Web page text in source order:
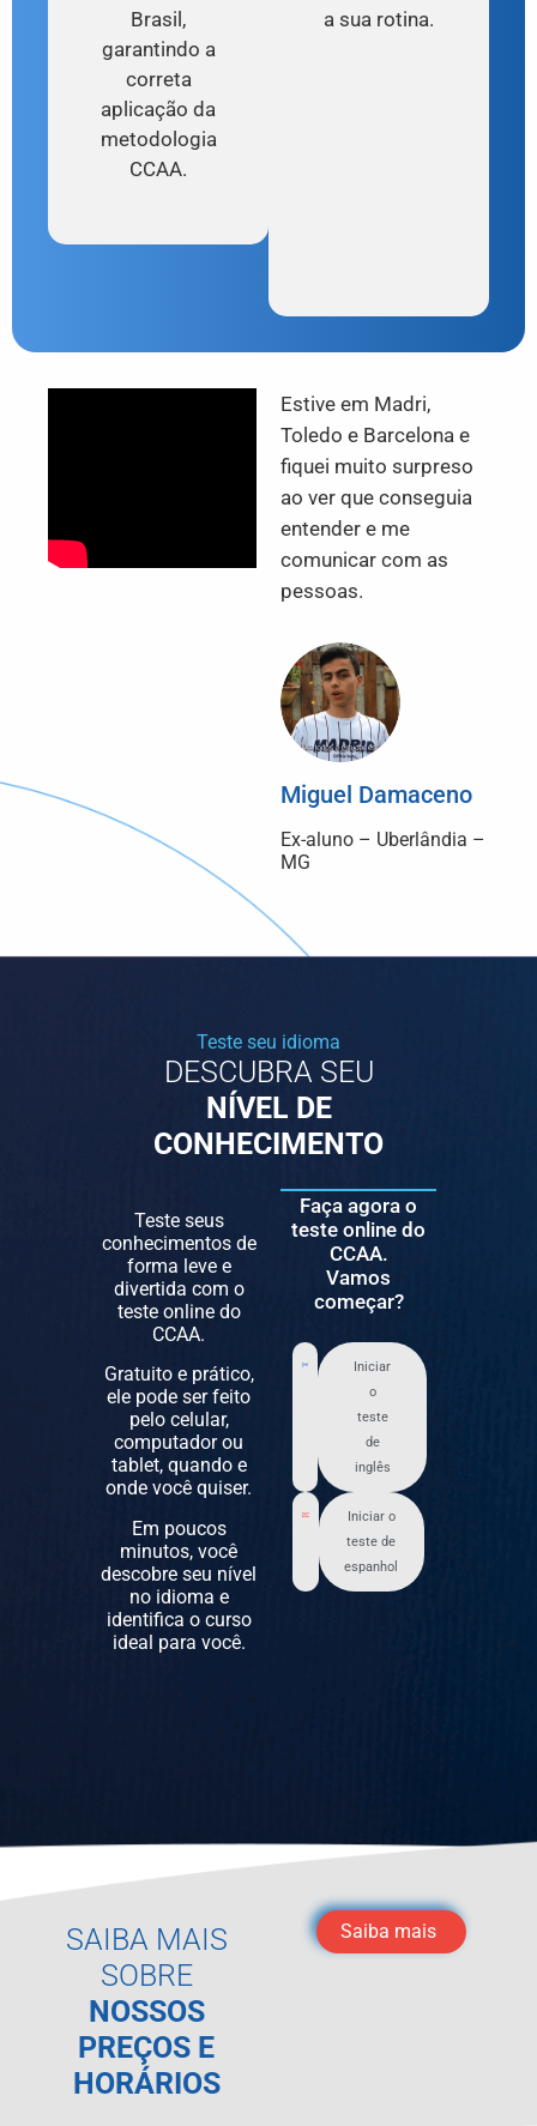
Brasil,
garantindo a
correta
aplicação da
metodologia
CCAA.
a sua rotina.
Estive em Madri,
Toledo e Barcelona e
fiquei muito surpreso
ao ver que conseguia
entender e me
comunicar com as
pessoas.
Miguel Damaceno
Ex-aluno – Uberlândia –
MG
Teste seu idioma
DESCUBRA SEU
NÍVEL DE
CONHECIMENTO
Teste seus
conhecimentos de
forma leve e
divertida com o
teste online do
CCAA.
Gratuito e prático,
ele pode ser feito
pelo celular,
computador ou
tablet, quando e
onde você quiser.
Em poucos
minutos, você
descobre seu nível
no idioma e
identifica o curso
ideal para você.
Faça agora o
teste online do
CCAA.
Vamos
começar?
Iniciar
o
teste
de
inglês
Iniciar o
teste de
espanhol
SAIBA MAIS
SOBRE
NOSSOS
PREÇOS E
HORÁRIOS
Saiba mais